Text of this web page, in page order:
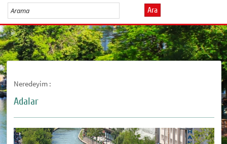
Ara
Neredeyim :
Adalar